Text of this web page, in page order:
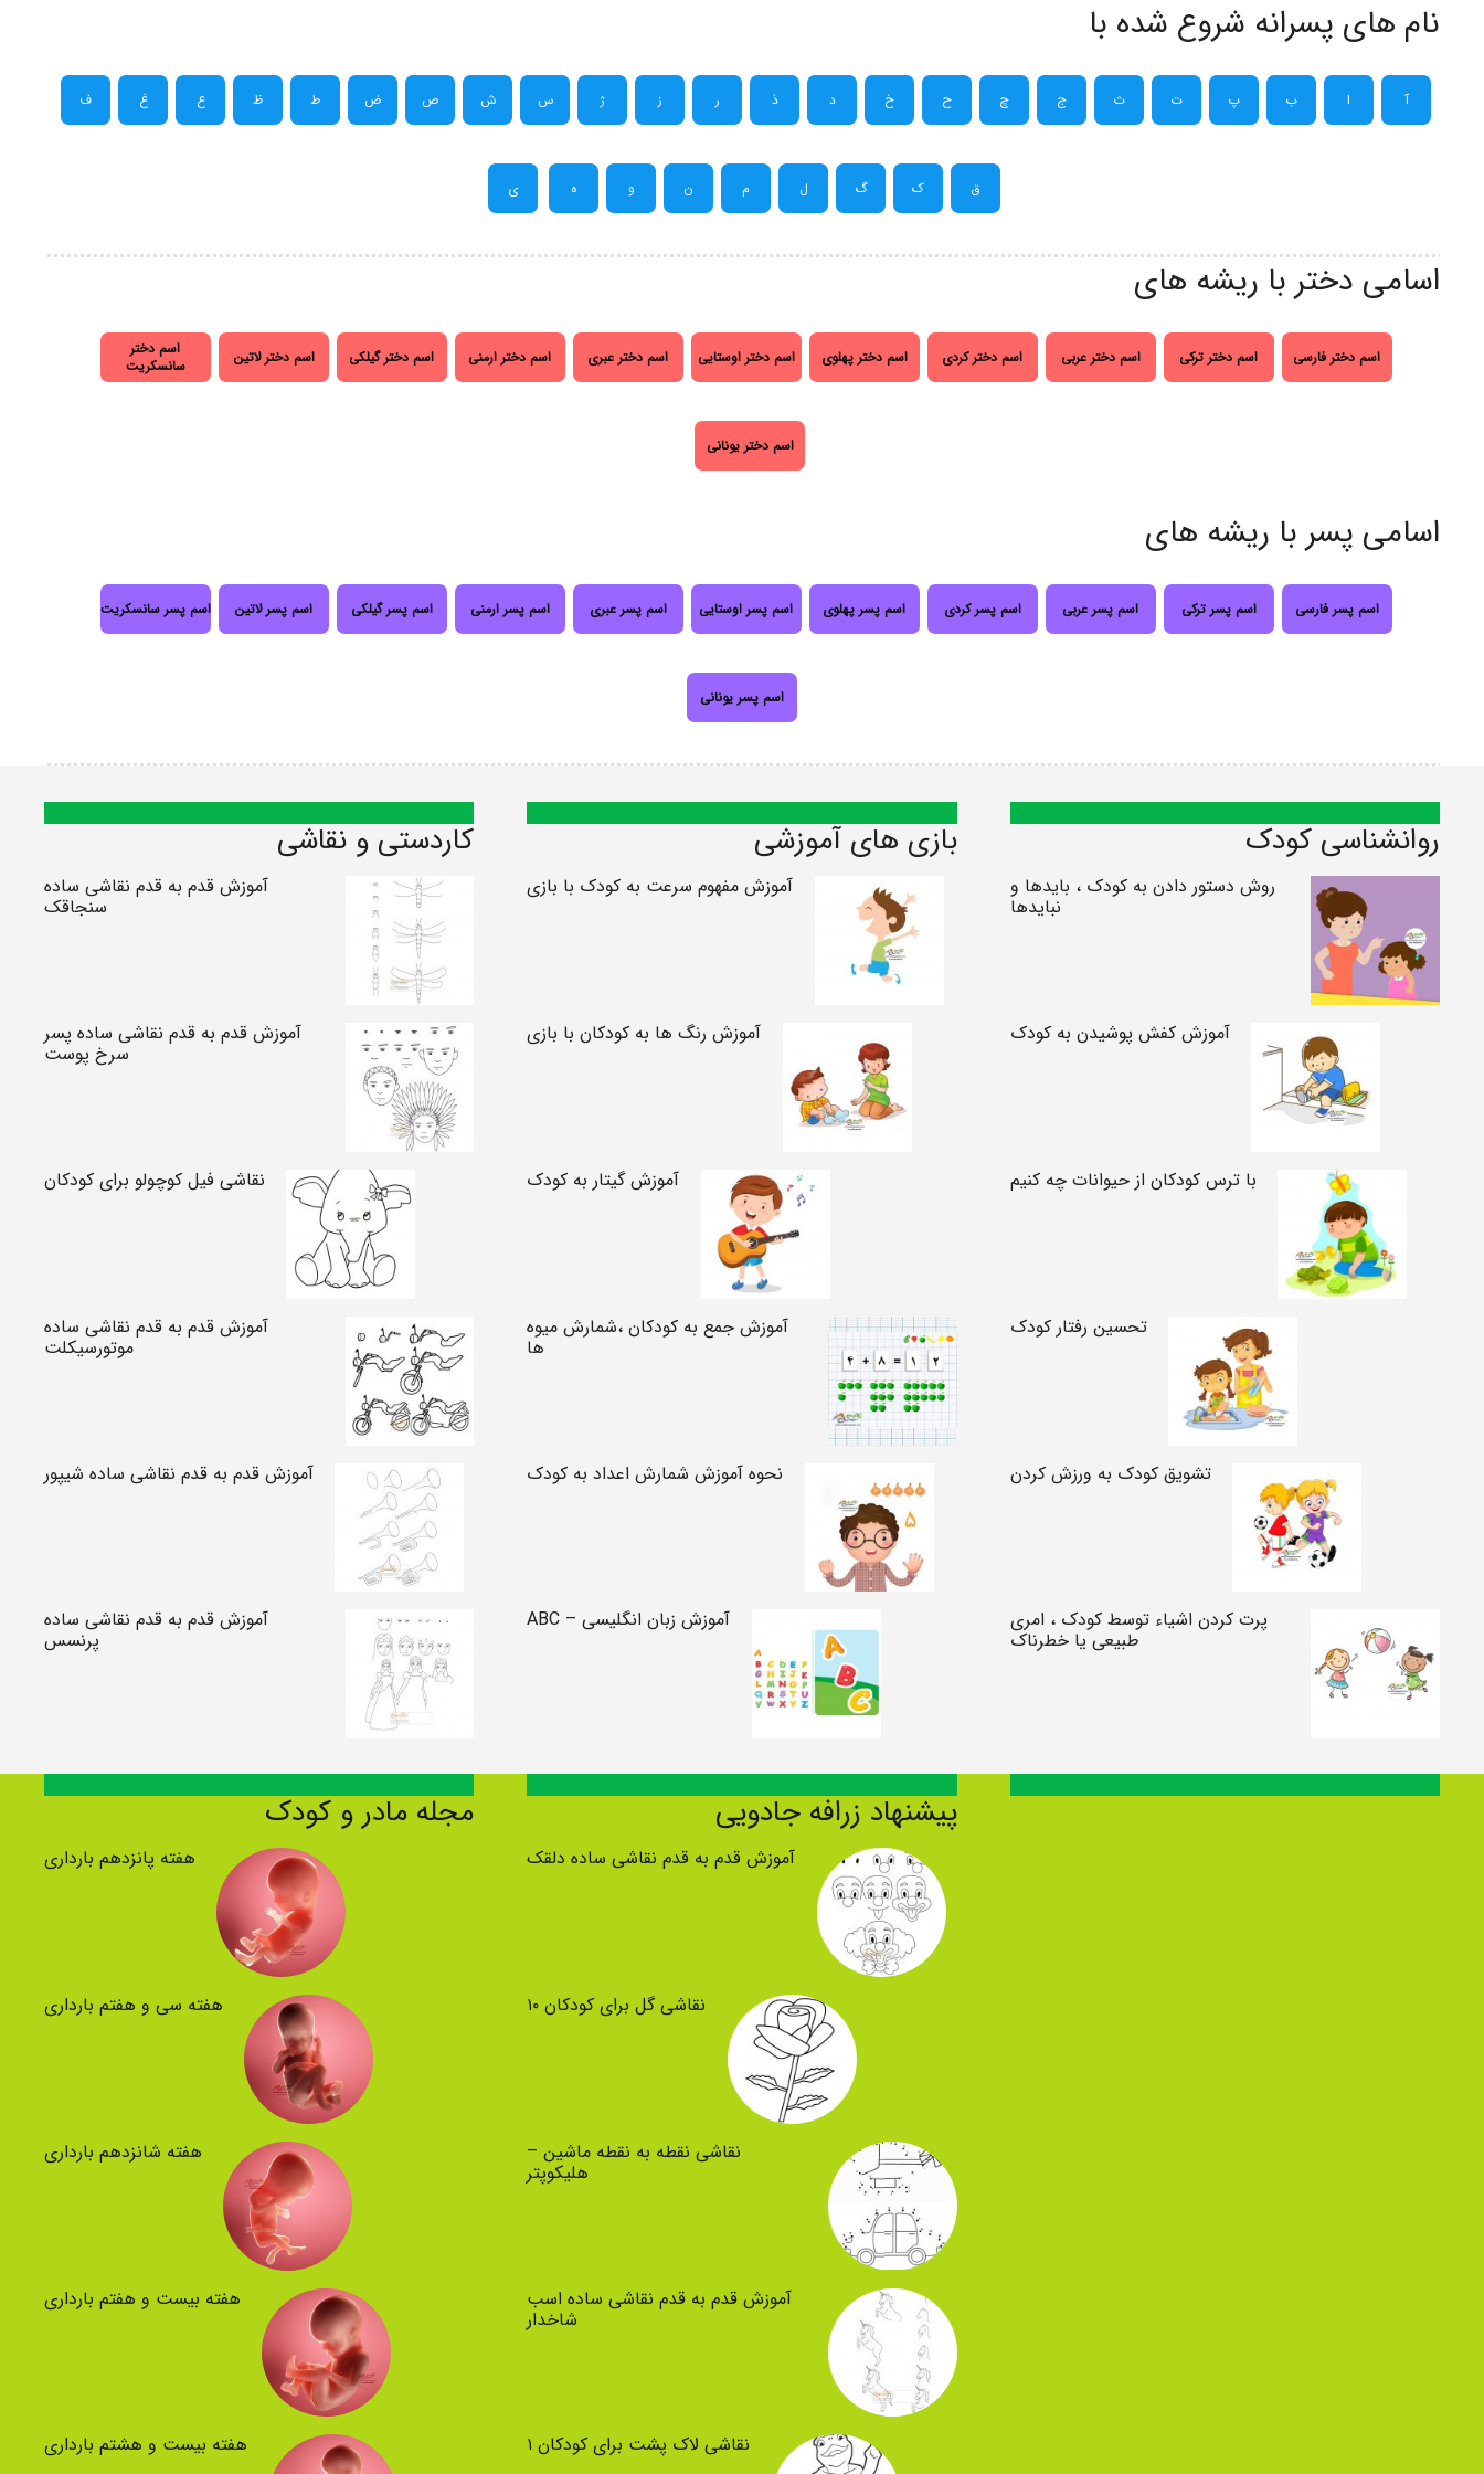
نام های پسرانه شروع شده با
آ ا ب پ ت ث ج چ ح خ د ذ ر ز ژ س ش ص ض ط ظ ع غ ف
ق ک گ ل م ن و ه ی
اسامی دختر با ریشه های
اسم دختر فارسی اسم دختر ترکی اسم دختر عربی اسم دختر کردی اسم دختر پهلوی اسم دختر اوستایی اسم دختر عبری اسم دختر ارمنی اسم دختر گیلکی اسم دختر لاتین
اسم دختر
سانسکریت
اسم دختر یونانی
اسامی پسر با ریشه های
اسم پسر فارسی اسم پسر ترکی اسم پسر عربی اسم پسر کردی اسم پسر پهلوی اسم پسر اوستایی اسم پسر عبری اسم پسر ارمنی اسم پسر گیلکی اسم پسر لاتین اسم پسر سانسکریت
اسم پسر یونانی
روانشناسی کودک
روش دستور دادن به کودک ، بایدها و
نبایدها
آموزش کفش پوشیدن به کودک
با ترس کودکان از حیوانات چه کنیم
تحسین رفتار کودک
تشویق کودک به ورزش کردن
پرت کردن اشیاء توسط کودک ، امری
طبیعی یا خطرناک
بازی های آموزشی
آموزش مفهوم سرعت به کودک با بازی
آموزش رنگ ها به کودکان با بازی
آموزش گیتار به کودک
آموزش جمع به کودکان ،شمارش میوه
ها
نحوه آموزش شمارش اعداد به کودک
آموزش زبان انگلیسی – ABC
کاردستی و نقاشی
آموزش قدم به قدم نقاشی ساده
سنجاقک
آموزش قدم به قدم نقاشی ساده پسر
سرخ پوست
نقاشی فیل کوچولو برای کودکان
آموزش قدم به قدم نقاشی ساده
موتورسیکلت
آموزش قدم به قدم نقاشی ساده شیپور
آموزش قدم به قدم نقاشی ساده
پرنسس
پیشنهاد زرافه جادویی
آموزش قدم به قدم نقاشی ساده دلقک
نقاشی گل برای کودکان ۱۰
نقاشی نقطه به نقطه ماشین –
هلیکوپتر
آموزش قدم به قدم نقاشی ساده اسب
شاخدار
نقاشی لاک پشت برای کودکان ۱
مجله مادر و کودک
هفته پانزدهم بارداری
هفته سی و هفتم بارداری
هفته شانزدهم بارداری
هفته بیست و هفتم بارداری
هفته بیست و هشتم بارداری